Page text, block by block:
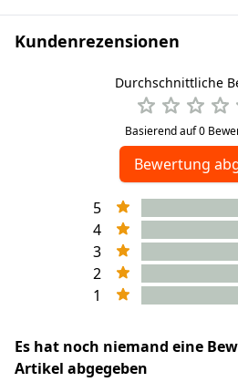
Kundenrezensionen
Durchschnittliche
Basierend auf 0
Bewertung
5
4
3
2
1
Es hat noch niemand eine
Artikel abgegeben